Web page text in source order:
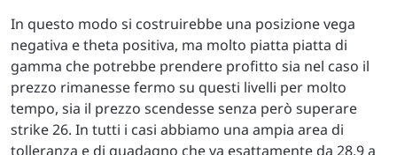
In questo modo si costruirebbe una posizione vega
negativa e theta positiva, ma molto piatta piatta di
gamma che potrebbe prendere profitto sia nel caso il
prezzo rimanesse fermo su questi livelli per molto
tempo, sia il prezzo scendesse senza però superare
strike 26. In tutti i casi abbiamo una ampia area di
tolleranza e di guadagno che va esattamente da 28,9 a